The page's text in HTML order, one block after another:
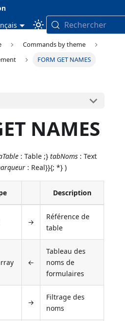
Rechercher
Commands by theme
FORM GET NAMES
NAMES
: Table ;}tabNoms : Text
: Real}}{; *} )
Description
→
Référence de
table
←
Tableau des
noms de
formulaires
→
Filtrage des
noms